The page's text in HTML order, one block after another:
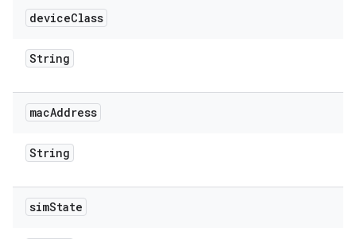
deviceClass
String
macAddress
String
simState